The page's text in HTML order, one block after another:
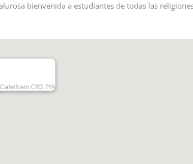
bienvenida a estudiantes de todas las
CR3 7YA